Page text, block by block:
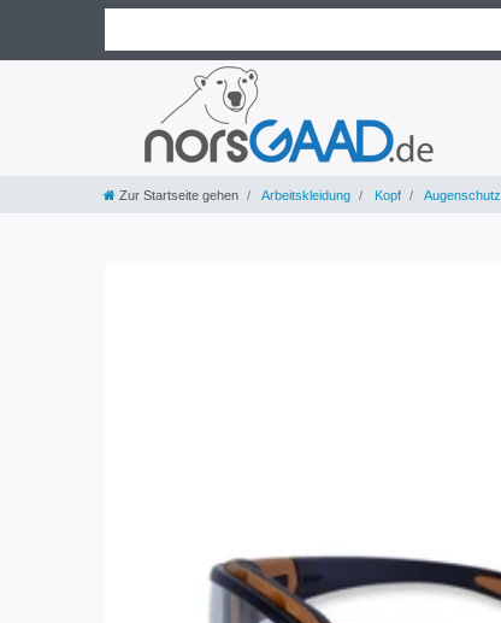
Zur Startseite gehen Arbeitskleidung Kopf Augenschutz